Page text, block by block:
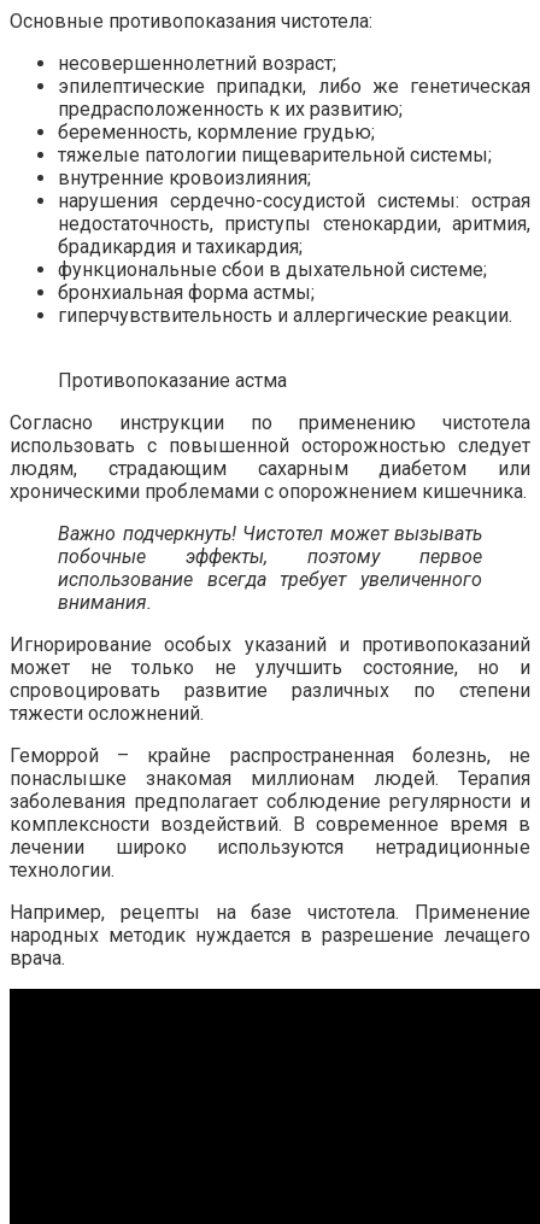
Основные противопоказания чистотела:
несовершеннолетний возраст;
эпилептические припадки, либо же генетическая
предрасположенность к их развитию;
беременность, кормление грудью;
тяжелые патологии пищеварительной системы;
внутренние кровоизлияния;
нарушения сердечно-сосудистой системы: острая
недостаточность, приступы стенокардии, аритмия,
брадикардия и тахикардия;
функциональные сбои в дыхательной системе;
бронхиальная форма астмы;
гиперчувствительность и аллергические реакции.
Противопоказание астма
Согласно инструкции по применению чистотела
использовать с повышенной осторожностью следует
людям, страдающим сахарным диабетом или
хроническими проблемами с опорожнением кишечника.
Важно подчеркнуть! Чистотел может вызывать
побочные эффекты, поэтому первое
использование всегда требует увеличенного
внимания.
Игнорирование особых указаний и противопоказаний
может не только не улучшить состояние, но и
спровоцировать развитие различных по степени
тяжести осложнений.
Геморрой – крайне распространенная болезнь, не
понаслышке знакомая миллионам людей. Терапия
заболевания предполагает соблюдение регулярности и
комплексности воздействий. В современное время в
лечении широко используются нетрадиционные
технологии.
Например, рецепты на базе чистотела. Применение
народных методик нуждается в разрешение лечащего
врача.